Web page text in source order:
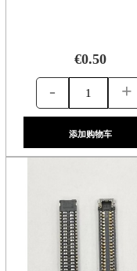
€0.50
- +
添加购物车